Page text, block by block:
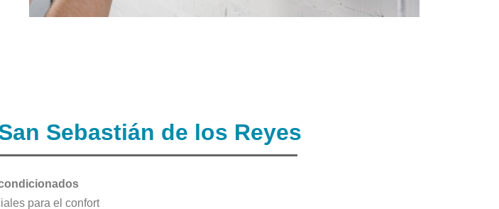
Sebastián de los Reyes
para el confort